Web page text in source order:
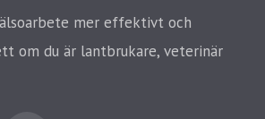
mer effektivt och
om du är lantbrukare, veterinär